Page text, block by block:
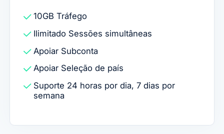
10GB Tráfego
Ilimitado Sessões simultâneas
Apoiar Subconta
Apoiar Seleção de país
Suporte 24 horas por dia, 7 dias por
semana